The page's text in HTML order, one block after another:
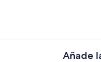
Añade